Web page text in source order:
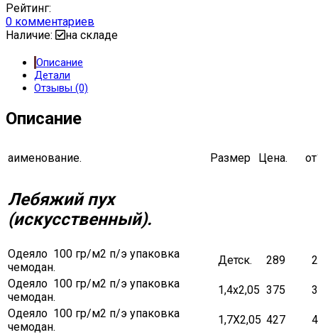
Рейтинг:
0 комментариев
Наличие:
на складе
Описание
Детали
Отзывы (0)
Описание
аименование. Размер Цена.
Лебяжий пух
(искусственный).
Одеяло 100 гр/м2 п/э упаковка
чемодан.
Детск. 289
Одеяло 100 гр/м2 п/э упаковка
чемодан.
1,4х2,05 375
Одеяло 100 гр/м2 п/э упаковка
чемодан.
1,7Х2,05 427